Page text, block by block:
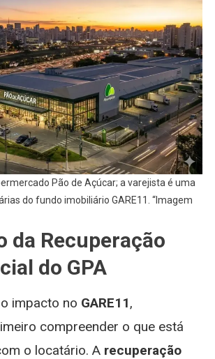
Pão de Açúcar; a varejista é uma
do fundo imobiliário GARE11. “Imagem
da Recuperação
do GPA
impacto no GARE11,
compreender o que está
o locatário. A recuperação